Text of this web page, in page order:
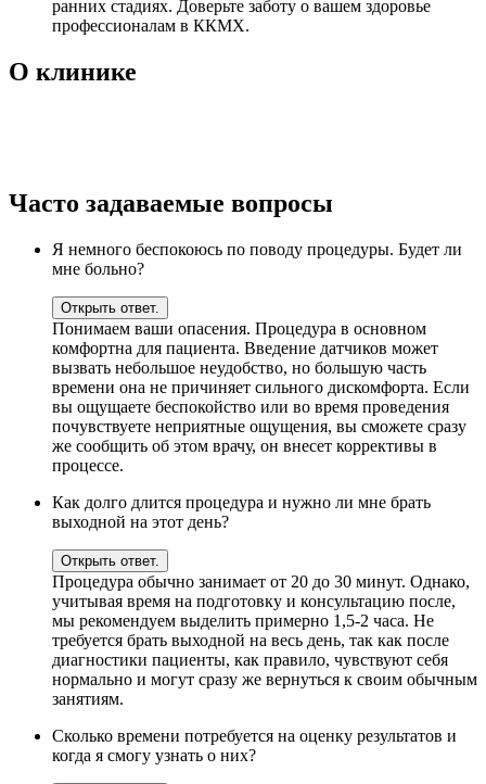
ранних стадиях. Доверьте заботу о вашем здоровье
профессионалам в ККМХ.
О клинике
Часто задаваемые вопросы
Я немного беспокоюсь по поводу процедуры. Будет ли
мне больно?
Открыть ответ.
Понимаем ваши опасения. Процедура в основном
комфортна для пациента. Введение датчиков может
вызвать небольшое неудобство, но большую часть
времени она не причиняет сильного дискомфорта. Если
вы ощущаете беспокойство или во время проведения
почувствуете неприятные ощущения, вы сможете сразу
же сообщить об этом врачу, он внесет коррективы в
процессе.
Как долго длится процедура и нужно ли мне брать
выходной на этот день?
Открыть ответ.
Процедура обычно занимает от 20 до 30 минут. Однако,
учитывая время на подготовку и консультацию после,
мы рекомендуем выделить примерно 1,5-2 часа. Не
требуется брать выходной на весь день, так как после
диагностики пациенты, как правило, чувствуют себя
нормально и могут сразу же вернуться к своим обычным
занятиям.
Сколько времени потребуется на оценку результатов и
когда я смогу узнать о них?